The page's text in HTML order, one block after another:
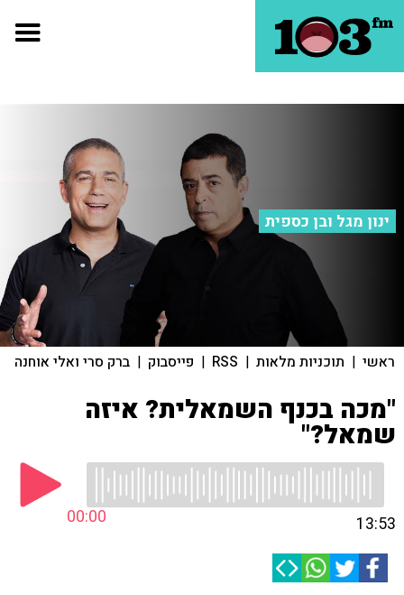
ינון מגל ובן כספית
ראשי | תוכניות מלאות |
RSS
| פייסבוק | ברק סרי ואלי אוחנה
"מכה בכנף השמאלית? איזה
שמאל?"
00:00 13:53